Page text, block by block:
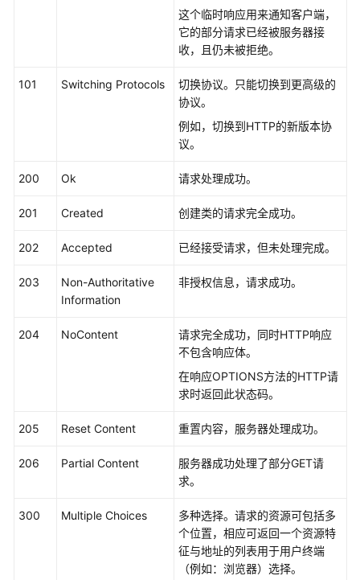
发
南
最
践
这个临时响应用来通知客户端，
它的部分请求已经被服务器接
收，且仍未被拒绝。
101 Switching Protocols
切换协议。只能切换到更高级的
协议。
例如，切换到HTTP的新版本协
议。
200 Ok 请求处理成功。
201 Created 创建类的请求完全成功。
202 Accepted 已经接受请求，但未处理完成。
203
Non-Authoritative
Information
非授权信息，请求成功。
204 NoContent
请求完全成功，同时HTTP响应
不包含响应体。
在响应OPTIONS方法的HTTP请
求时返回此状态码。
205 Reset Content 重置内容，服务器处理成功。
206 Partial Content
服务器成功处理了部分GET请
求。
300 Multiple Choices
多种选择。请求的资源可包括多
个位置，相应可返回一个资源特
征与地址的列表用于用户终端
（例如：浏览器）选择。